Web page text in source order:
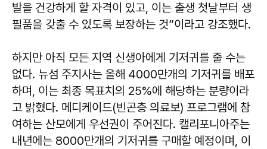
발을 건강하게 할 자격이 있고, 이는 출생 첫날부터 생
필품을 갖출 수 있도록 보장하는 것”이라고 강조했다.
하지만 아직 모든 지역 신생아에게 기저귀를 줄 수는
없다. 뉴섬 주지사는 올해 4000만개의 기저귀를 배포
하며, 이는 최종 목표치의 25%에 해당하는 분량이라
고 밝혔다. 메디케이드(빈곤층 의료보) 프로그램에 참
여하는 산모에게 우선권이 주어진다. 캘리포니아주는
내년에는 8000만개의 기저귀를 구매할 예정이며, 이